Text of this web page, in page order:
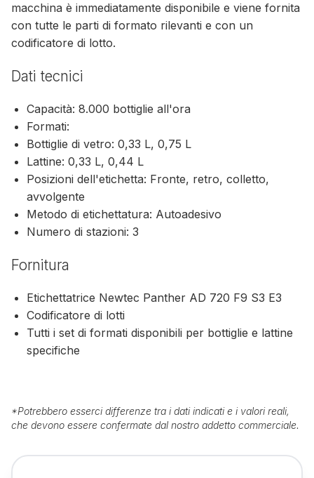
macchina è immediatamente disponibile e viene fornita
con tutte le parti di formato rilevanti e con un
codificatore di lotto.
Dati tecnici
Capacità: 8.000 bottiglie all'ora
Formati:
Bottiglie di vetro: 0,33 L, 0,75 L
Lattine: 0,33 L, 0,44 L
Posizioni dell'etichetta: Fronte, retro, colletto,
avvolgente
Metodo di etichettatura: Autoadesivo
Numero di stazioni: 3
Fornitura
Etichettatrice Newtec Panther AD 720 F9 S3 E3
Codificatore di lotti
Tutti i set di formati disponibili per bottiglie e lattine
specifiche
*Potrebbero esserci differenze tra i dati indicati e i valori reali,
che devono essere confermate dal nostro addetto commerciale.